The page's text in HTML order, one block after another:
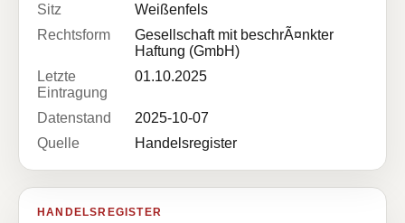
Sitz
Weißenfels
Rechtsform
Gesellschaft mit beschrÃ¤nkter
Haftung (GmbH)
Letzte
Eintragung
01.10.2025
Datenstand
2025-10-07
Quelle
Handelsregister
HANDELSREGISTER